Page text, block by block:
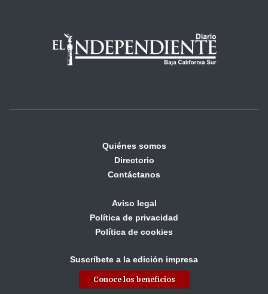
Quiénes somos
Directorio
Contáctanos
Aviso legal
Política de privacidad
Política de cookies
Suscríbete a la edición impresa
Conoce los beneficios